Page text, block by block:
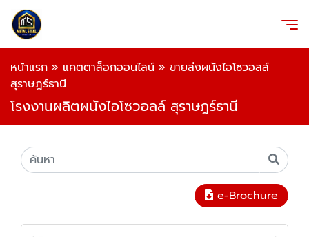
หน้าแรก » แคตตาล็อกออนไลน์ » ขายส่งผนังไอโซวอลล์
สุราษฎร์ธานี
โรงงานผลิตผนังไอโซวอลล์ สุราษฎร์ธานี
e-Brochure